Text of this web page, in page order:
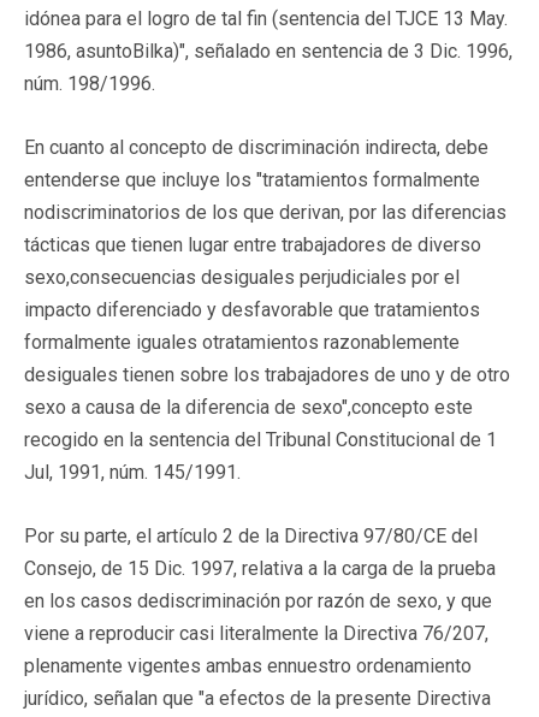
idónea para el logro de tal fin (sentencia del TJCE 13 May.
1986, asuntoBilka)", señalado en sentencia de 3 Dic. 1996,
núm. 198/1996.
En cuanto al concepto de discriminación indirecta, debe
entenderse que incluye los "tratamientos formalmente
nodiscriminatorios de los que derivan, por las diferencias
tácticas que tienen lugar entre trabajadores de diverso
sexo,consecuencias desiguales perjudiciales por el
impacto diferenciado y desfavorable que tratamientos
formalmente iguales otratamientos razonablemente
desiguales tienen sobre los trabajadores de uno y de otro
sexo a causa de la diferencia de sexo",concepto este
recogido en la sentencia del Tribunal Constitucional de 1
Jul, 1991, núm. 145/1991.
Por su parte, el artículo 2 de la Directiva 97/80/CE del
Consejo, de 15 Dic. 1997, relativa a la carga de la prueba
en los casos dediscriminación por razón de sexo, y que
viene a reproducir casi literalmente la Directiva 76/207,
plenamente vigentes ambas ennuestro ordenamiento
jurídico, señalan que "a efectos de la presente Directiva